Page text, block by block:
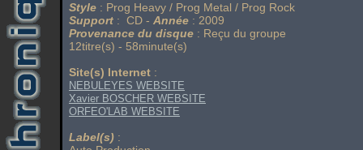
Style : Prog Heavy / Prog Metal / Prog Rock
Support : CD - Année : 2009
Provenance du disque : Reçu du groupe
12titre(s) - 58minute(s)
Site(s) Internet :
NEBULEYES WEBSITE
Xavier BOSCHER WEBSITE
ORFEO'LAB WEBSITE
Label(s) :